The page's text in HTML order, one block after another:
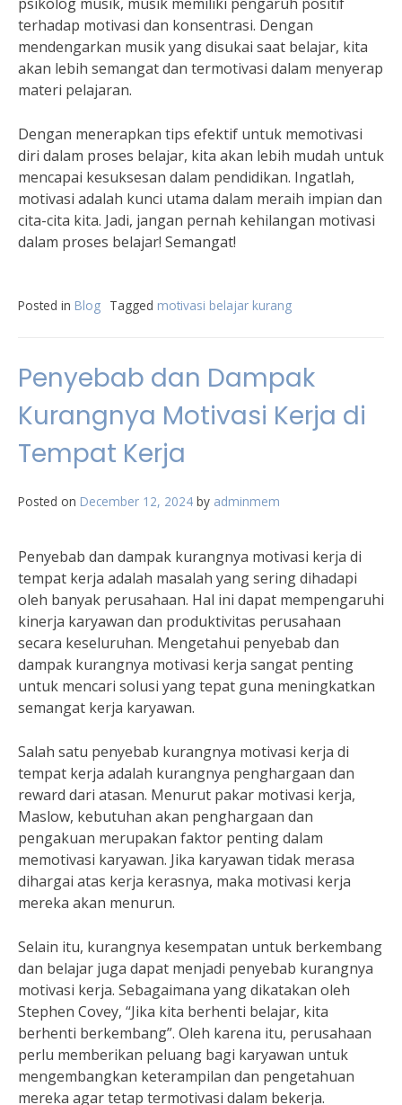
terhadap motivasi dan konsentrasi. Dengan
mendengarkan musik yang disukai saat belajar, kita
akan lebih semangat dan termotivasi dalam menyerap
materi pelajaran.
Dengan menerapkan tips efektif untuk memotivasi
diri dalam proses belajar, kita akan lebih mudah untuk
mencapai kesuksesan dalam pendidikan. Ingatlah,
motivasi adalah kunci utama dalam meraih impian dan
cita-cita kita. Jadi, jangan pernah kehilangan motivasi
dalam proses belajar! Semangat!
Posted in Blog Tagged motivasi belajar kurang
Penyebab dan Dampak
Kurangnya Motivasi Kerja di
Tempat Kerja
Posted on December 12, 2024 by adminmem
Penyebab dan dampak kurangnya motivasi kerja di
tempat kerja adalah masalah yang sering dihadapi
oleh banyak perusahaan. Hal ini dapat mempengaruhi
kinerja karyawan dan produktivitas perusahaan
secara keseluruhan. Mengetahui penyebab dan
dampak kurangnya motivasi kerja sangat penting
untuk mencari solusi yang tepat guna meningkatkan
semangat kerja karyawan.
Salah satu penyebab kurangnya motivasi kerja di
tempat kerja adalah kurangnya penghargaan dan
reward dari atasan. Menurut pakar motivasi kerja,
Maslow, kebutuhan akan penghargaan dan
pengakuan merupakan faktor penting dalam
memotivasi karyawan. Jika karyawan tidak merasa
dihargai atas kerja kerasnya, maka motivasi kerja
mereka akan menurun.
Selain itu, kurangnya kesempatan untuk berkembang
dan belajar juga dapat menjadi penyebab kurangnya
motivasi kerja. Sebagaimana yang dikatakan oleh
Stephen Covey, “Jika kita berhenti belajar, kita
berhenti berkembang”. Oleh karena itu, perusahaan
perlu memberikan peluang bagi karyawan untuk
mengembangkan keterampilan dan pengetahuan
mereka agar tetap termotivasi dalam bekerja.